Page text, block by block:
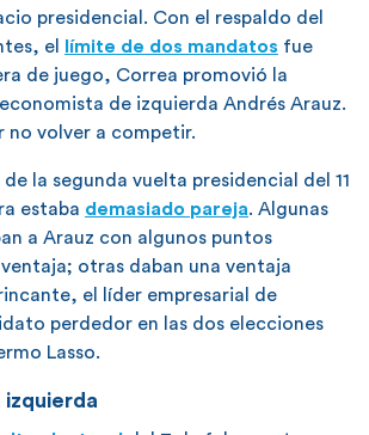
presidencial. Con el respaldo del
el
límite de dos mandatos fue
de juego, Correa promovió la
de izquierda Andrés Arauz.
no volver a competir.
la segunda vuelta presidencial del 11
estaba demasiado pareja. Algunas
a Arauz con algunos puntos
otras daban una ventaja
el líder empresarial de
perdedor en las dos elecciones
Lasso.
izquierda